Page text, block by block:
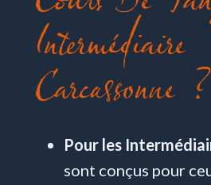
Intermédiaire
Carcassonne ?
Pour les
sont conçus pour